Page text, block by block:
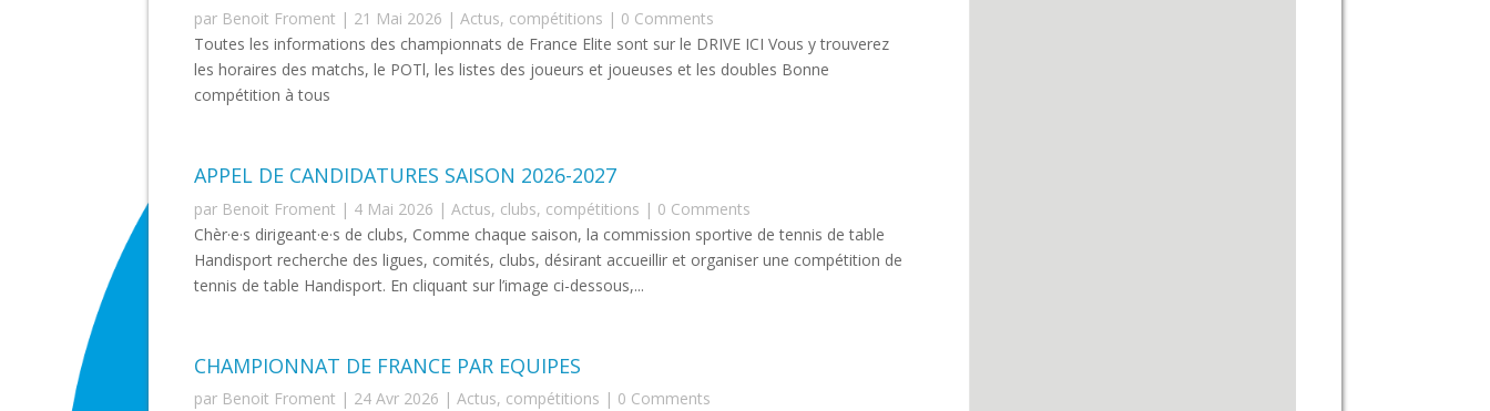
par Benoit Froment | 21 Mai 2026 | Actus, compétitions | 0 Comments
Toutes les informations des championnats de France Elite sont sur le DRIVE ICI Vous y trouverez
les horaires des matchs, le POTl, les listes des joueurs et joueuses et les doubles Bonne
compétition à tous
APPEL DE CANDIDATURES SAISON 2026-2027
par Benoit Froment | 4 Mai 2026 | Actus, clubs, compétitions | 0 Comments
Chèr·e·s dirigeant·e·s de clubs, Comme chaque saison, la commission sportive de tennis de table
Handisport recherche des ligues, comités, clubs, désirant accueillir et organiser une compétition de
tennis de table Handisport. En cliquant sur l’image ci-dessous,...
CHAMPIONNAT DE FRANCE PAR EQUIPES
par Benoit Froment | 24 Avr 2026 | Actus, compétitions | 0 Comments